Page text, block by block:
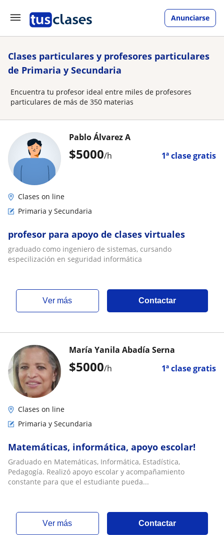
Anunciarse
Clases particulares y profesores particulares
de Primaria y Secundaria
Encuentra tu profesor ideal entre miles de profesores
particulares de más de 350 materias
$5000/h 1ª clase gratis
Pablo Álvarez A
Clases on line
Primaria y Secundaria
profesor para apoyo de clases virtuales
graduado como ingeniero de sistemas, cursando
especilización en seguridad informática
ver más Contactar
$5000/h 1ª clase gratis
María Yanila Abadía Serna
Clases on line
Primaria y Secundaria
Matemáticas, informática, apoyo escolar!
Graduado en Matemáticas, Informática, Estadística,
Pedagogía. Realizó apoyo escolar y acompañamiento
constante para que el estudiante pueda...
ver más Contactar